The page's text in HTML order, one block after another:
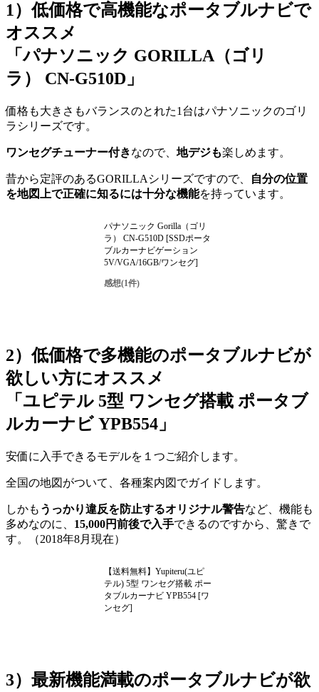
1）低価格で高機能なポータブルナビで
オススメ
「パナソニック GORILLA（ゴリ
ラ） CN-G510D 」
価格も大きさもバランスのとれた1台はパナソニックのゴリ
ラシリーズです。
ワンセグチューナー付きなので、 地デジも楽しめます。
昔から定評のあるGORILLAシリーズですので、
自分の位置
を地図上で正確に知るには十分な機能を持っています。
パナソニック Gorilla（ゴリ
ラ） CN-G510D [SSDポータ
ブルカーナビゲーション
5V/VGA/16GB/ワンセグ]
感想(1件)
2）低価格で多機能のポータブルナビが
欲しい方にオススメ
「ユピテル 5型 ワンセグ搭載 ポータブ
ルカーナビ YPB554」
安価に入手できるモデルを１つご紹介します。
全国の地図がついて、各種案内図でガイドします。
しかも うっかり違反を防止するオリジナル警告など、機能も
多めなのに、 15,000円前後で入手できるのですから、驚きで
す。（2018年8月現在）
【送料無料】Yupiteru(ユピ
テル) 5型 ワンセグ搭載 ポー
タブルカーナビ YPB554 [ワ
ンセグ]
3）最新機能満載のポータブルナビが欲